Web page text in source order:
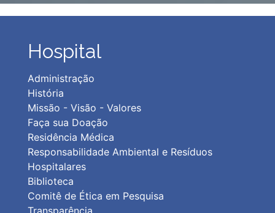
Hospital
Administração
História
Missão - Visão - Valores
Faça sua Doação
Residência Médica
Responsabilidade Ambiental e Resíduos
Hospitalares
Biblioteca
Comitê de Ética em Pesquisa
Transparência